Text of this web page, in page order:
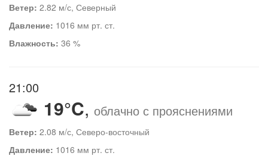
Ветер: 2.82 м/с, Северный
Давление: 1016 мм рт. ст.
Влажность: 36 %
21:00
19°C, облачно с прояснениями
Ветер: 2.08 м/с, Северо-восточный
Давление: 1016 мм рт. ст.